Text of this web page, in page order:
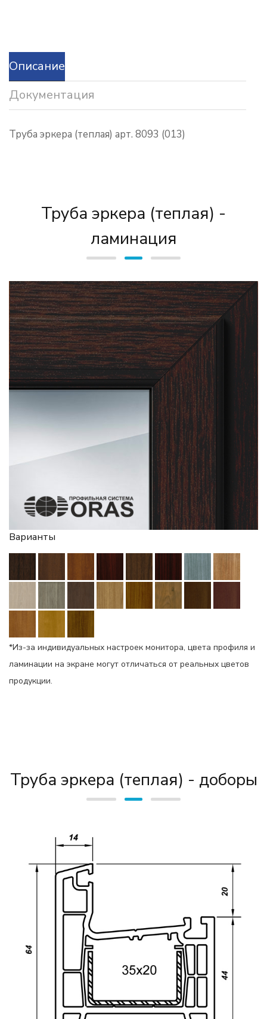
Описание
Документация
Труба эркера (теплая) арт. 8093 (013)
Труба эркера (теплая) -
ламинация
Варианты
*Из-за индивидуальных настроек монитора, цвета профиля и
ламинации на экране могут отличаться от реальных цветов
продукции.
Труба эркера (теплая) - доборы